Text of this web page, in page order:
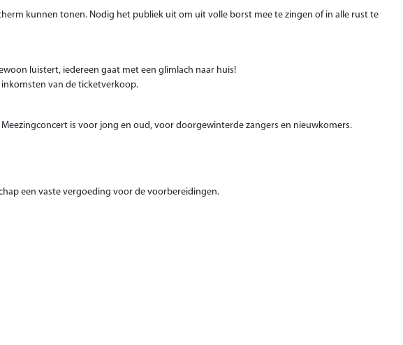
kunnen tonen. Nodig het publiek uit om uit volle borst mee te zingen of in alle rust te
luistert, iedereen gaat met een glimlach naar huis!
inkomsten van de ticketverkoop.
is voor jong en oud, voor doorgewinterde zangers en nieuwkomers.
een vaste vergoeding voor de voorbereidingen.